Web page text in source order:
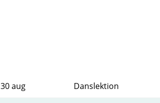
30 aug Danslektion